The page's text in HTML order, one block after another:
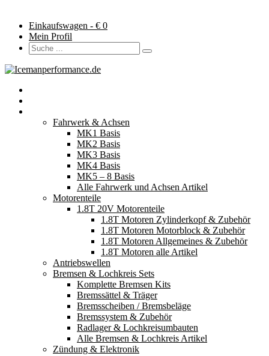
Einkaufswagen - € 0
Mein Profil
Fahrwerk & Achsen
MK1 Basis
MK2 Basis
MK3 Basis
MK4 Basis
MK5 – 8 Basis
Alle Fahrwerk und Achsen Artikel
Motorenteile
1.8T 20V Motorenteile
1.8T Motoren Zylinderkopf & Zubehör
1.8T Motoren Motorblock & Zubehör
1.8T Motoren Allgemeines & Zubehör
1.8T Motoren alle Artikel
Antriebswellen
Bremsen & Lochkreis Sets
Komplette Bremsen Kits
Bremssättel & Träger
Bremsscheiben / Bremsbeläge
Bremssystem & Zubehör
Radlager & Lochkreisumbauten
Alle Bremsen & Lochkreis Artikel
Zündung & Elektronik